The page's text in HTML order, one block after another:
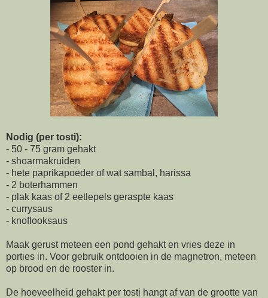
Nodig (per tosti):
- 50 - 75 gram gehakt
- shoarmakruiden
- hete paprikapoeder of wat sambal, harissa
- 2 boterhammen
- plak kaas of 2 eetlepels geraspte kaas
- currysaus
- knoflooksaus
Maak gerust meteen een pond gehakt en vries deze in
porties in. Voor gebruik ontdooien in de magnetron, meteen
op brood en de rooster in.
De hoeveelheid gehakt per tosti hangt af van de grootte van